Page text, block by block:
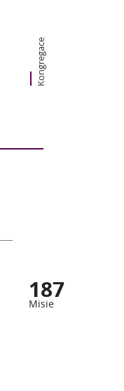
Kongregace
187
Misie